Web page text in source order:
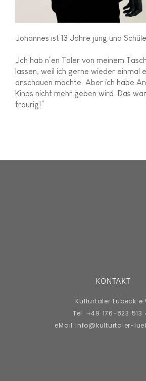
Johannes ist 13 Jahre jung und
„Ich hab n‘en Taler von meinem
lassen, weil ich gerne wieder einmal
anschauen möchte. Aber ich habe
Kinos nicht mehr geben wird. Das
traurig!“
KONTAKT
Kulturtaler Lübeck
Tel. +49 176-823 513
eMail info@kulturtaler-